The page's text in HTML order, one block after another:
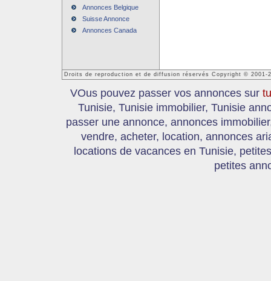
Annonces Belgique
Suisse Annonce
Annonces Canada
Droits de reproduction et de diffusion réservés Copyright © 2001-
VOus pouvez passer vos annonces sur
Tunisie, Tunisie immobilier, Tunisie
passer une annonce, annonces
vendre, acheter, location, annonces
locations de vacances en Tunisie,
petites